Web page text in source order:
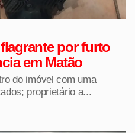
por furto
em Matão
do imóvel com uma
proprietário a...